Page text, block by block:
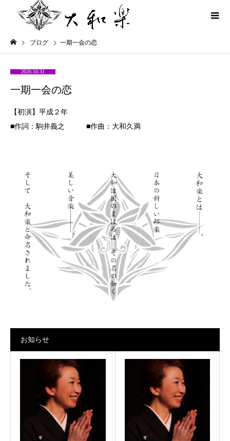
ブログ 一期一会の恋
2020.10.31
一期一会の恋
【初演】平成２年
■作詞：駒井義之 ■作曲：大和久満
お知らせ